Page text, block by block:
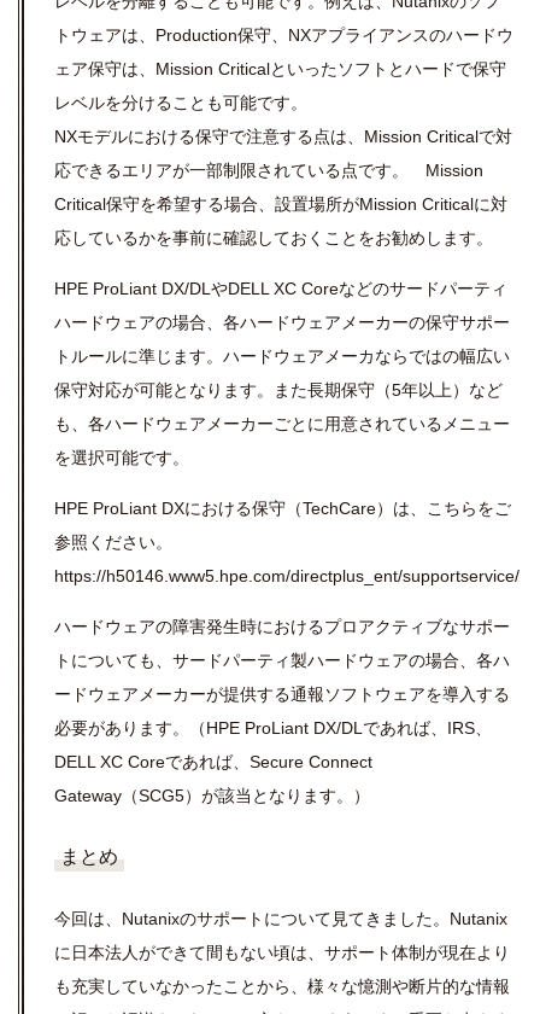
トウェアは、Production保守、NXアプライアンスのハードウ
ェア保守は、Mission Criticalといったソフトとハードで保守
レベルを分けることも可能です。
NXモデルにおける保守で注意する点は、Mission Criticalで対
応できるエリアが一部制限されている点です。 Mission
Critical保守を希望する場合、設置場所がMission Criticalに対
応しているかを事前に確認しておくことをお勧めします。
HPE ProLiant DX/DLやDELL XC Coreなどのサードパーティ
ハードウェアの場合、各ハードウェアメーカーの保守サポー
トルールに準じます。ハードウェアメーカならではの幅広い
保守対応が可能となります。また長期保守（5年以上）など
も、各ハードウェアメーカーごとに用意されているメニュー
を選択可能です。
HPE ProLiant DXにおける保守（TechCare）は、こちらをご
参照ください。
https://h50146.www5.hpe.com/directplus_ent/supportservice/
ハードウェアの障害発生時におけるプロアクティブなサポー
トについても、サードパーティ製ハードウェアの場合、各ハ
ードウェアメーカーが提供する通報ソフトウェアを導入する
必要があります。（HPE ProLiant DX/DLであれば、IRS、
DELL XC Coreであれば、Secure Connect
Gateway（SCG5）が該当となります。）
まとめ
今回は、Nutanixのサポートについて見てきました。Nutanix
に日本法人ができて間もない頃は、サポート体制が現在より
も充実していなかったことから、様々な憶測や断片的な情報